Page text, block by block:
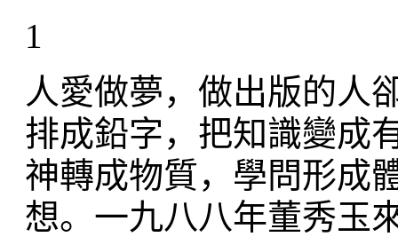
1
人愛做夢，做出版的人
排成鉛字，把知識變成
神轉成物質，學問形成
想。一九八八年董秀玉